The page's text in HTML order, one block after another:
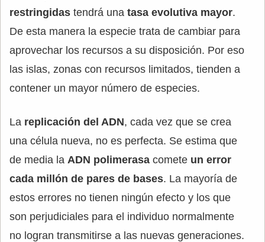
restringidas tendrá una tasa evolutiva mayor.
De esta manera la especie trata de cambiar para
aprovechar los recursos a su disposición. Por eso
las islas, zonas con recursos limitados, tienden a
contener un mayor número de especies.
La replicación del ADN, cada vez que se crea
una célula nueva, no es perfecta. Se estima que
de media la ADN polimerasa comete un error
cada millón de pares de bases. La mayoría de
estos errores no tienen ningún efecto y los que
son perjudiciales para el individuo normalmente
no logran transmitirse a las nuevas generaciones.